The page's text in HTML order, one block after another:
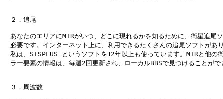
２．追尾
あなたのエリアにMIRがいつ、どこに現れるかを知るために、衛星追尾
必要です。インターネット上に、利用できるたくさんの追尾ソフトがあ
私は、STSPLUS というソフトを12年以上も使っています。MIRと他の
ラー要素の情報は、毎週2回更新され、ローカルBBSで見つけることがで
３．周波数